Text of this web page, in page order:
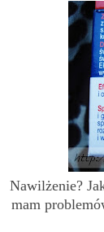
Nawilżenie?
mam